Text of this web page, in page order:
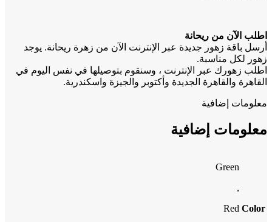
اطلب الآن من ريحانة
أرسل باقة زهور جديدة عبر الإنترنت الآن من زهرة ريحانة. يوجد
زهور لكل مناسبة.
اطلب زهورك عبر الإنترنت ، وسنقوم بتوصيلها في نفس اليوم في
القاهرة والقاهرة الجديدة وأكتوبر والجيزة واسكندرية.
معلومات إضافية
معلومات إضافية
Color
Green
,
Red